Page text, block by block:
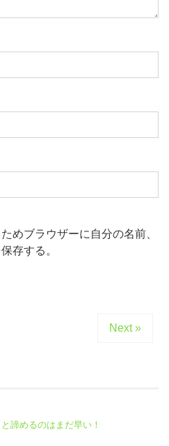
めブラウザーに自分の名前、
存する。
Next »
諦めるのはまだ早い！